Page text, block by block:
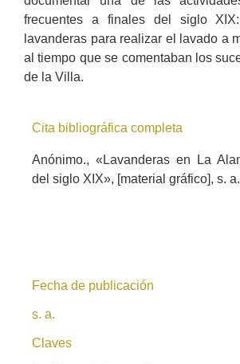
frecuentes a finales del siglo
lavanderas para realizar el lavado a
al tiempo que se comentaban los
de la Villa.
Cita bibliográfica completa
Anónimo., «Lavanderas en La
del siglo XIX», [material gráfico], s. a.
Fecha de publicación
s. a.
Claves